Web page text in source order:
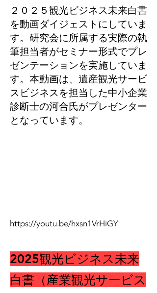
２０２５観光ビジネス未来白書
を動画ダイジェストにしていま
す。研究会に所属する実際の執
筆担当者がセミナー形式でプレ
ゼンテーションを実施していま
す。本動画は、遺産観光サービ
スビジネスを担当した中小企業
診断士の河合氏がプレゼンター
となっています。
https://youtu.be/hxsn1VrHiGY
​2025観光ビジネス未来
白書（産業観光サービス